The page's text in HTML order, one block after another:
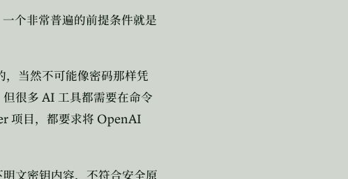
一个非常普遍的前提条件就是
，当然不可能像密码那样凭
很多 AI 工具都需要在命令
项目，都要求将 OpenAI
文密钥内容，不符合安全原